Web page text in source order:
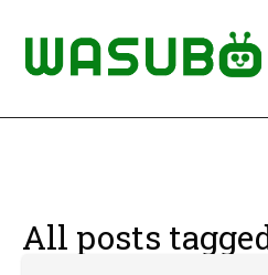
All posts